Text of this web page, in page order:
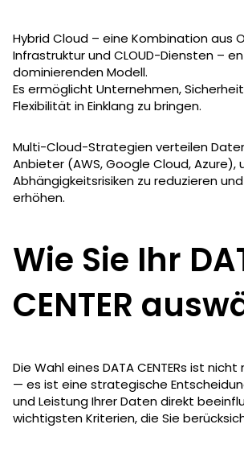
Hybrid Cloud – eine Kombination aus
Infrastruktur und CLOUD-Diensten –
dominierenden Modell.
Es ermöglicht Unternehmen,
Flexibilität in Einklang zu bringen.
Multi-Cloud-Strategien verteilen
Anbieter (AWS, Google Cloud, Azure),
Abhängigkeitsrisiken zu reduzieren
erhöhen.
Wie Sie Ihr
CENTER
Die Wahl eines DATA CENTERs ist
— es ist eine strategische
und Leistung Ihrer Daten direkt
wichtigsten Kriterien, die Sie